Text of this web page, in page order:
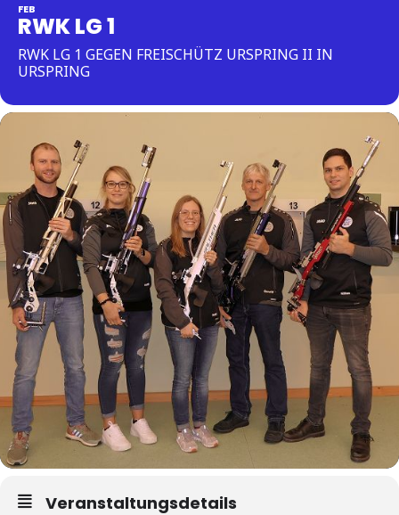
FEB
RWK LG 1
RWK LG 1 GEGEN FREISCHÜTZ URSPRING II IN
URSPRING
Veranstaltungsdetails